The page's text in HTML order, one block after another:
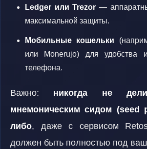
Ledger или Trezor —
максимальной защиты.
Мобильные кошельки
или Monerujo) для удобства
телефона.
Важно: никогда не
мнемоническим сидом (seed
либо, даже с сервисом
должен быть полностью под